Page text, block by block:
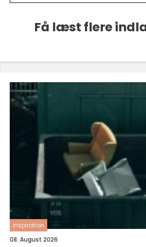
Få læst flere
inspiration
08. August 2026